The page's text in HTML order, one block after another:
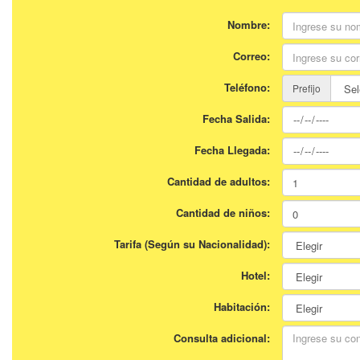
Nombre:
Correo:
Teléfono: Prefijo
Fecha Salida:
Fecha Llegada:
Cantidad de adultos:
Cantidad de niños:
Tarifa (Según su Nacionalidad):
Hotel:
Habitación:
Consulta adicional: